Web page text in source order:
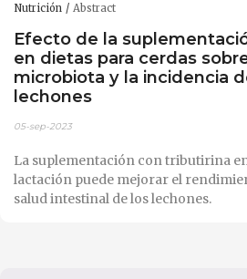
Nutrición Abstract
Efecto de la
en dietas para cerdas
microbiota y la incidencia
lechones
05-sep-2023
La suplementación con tributirina
lactación puede mejorar el
salud intestinal de los lechones.